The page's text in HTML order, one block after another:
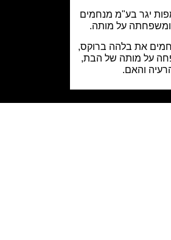
בע"מ מנחמים
על מותה.
בלהה ברוקס,
של הבת,